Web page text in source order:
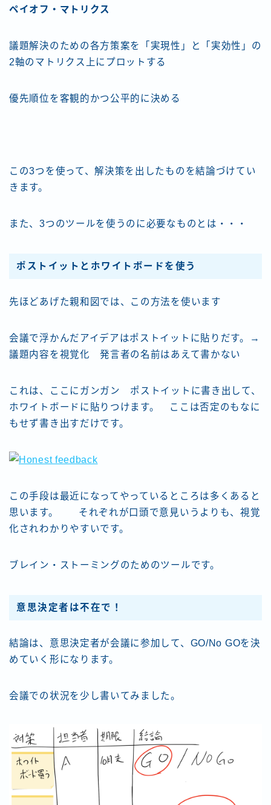
ペイオフ・マトリクス
議題解決のための各方策案を「実現性」と「実効性」の
2軸のマトリクス上にプロットする
優先順位を客観的かつ公平的に決める
この3つを使って、解決策を出したものを結論づけてい
きます。
また、3つのツールを使うのに必要なものとは・・・
ポストイットとホワイトボードを使う
先ほどあげた親和図では、この方法を使います
会議で浮かんだアイデアはポストイットに貼りだす。→
議題内容を視覚化 発言者の名前はあえて書かない
これは、ここにガンガン ポストイットに書き出して、
ホワイトボードに貼りつけます。 ここは否定のもなに
もせず書き出すだけです。
この手段は最近になってやっているところは多くあると
思います。 それぞれが口頭で意見いうよりも、視覚
化されわかりやすいです。
ブレイン・ストーミングのためのツールです。
意思決定者は不在で！
結論は、意思決定者が会議に参加して、GO/No GOを決
めていく形になります。
会議での状況を少し書いてみました。